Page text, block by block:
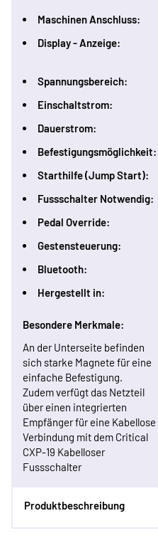
Maschinen Anschluss:
Display - Anzeige:
Spannungsbereich:
Einschaltstrom:
Dauerstrom:
Befestigungsmöglichkeit:
Starthilfe (Jump Start):
Fussschalter Notwendig:
Pedal Override:
Gestensteuerung:
Bluetooth:
Hergestellt in:
Besondere Merkmale:
An der Unterseite befinden
sich starke Magnete für eine
einfache Befestigung.
Zudem verfügt das Netzteil
über einen integrierten
Empfänger für eine Kabellose
Verbindung mit dem Critical
CXP-19 Kabelloser
Fussschalter
Produktbeschreibung